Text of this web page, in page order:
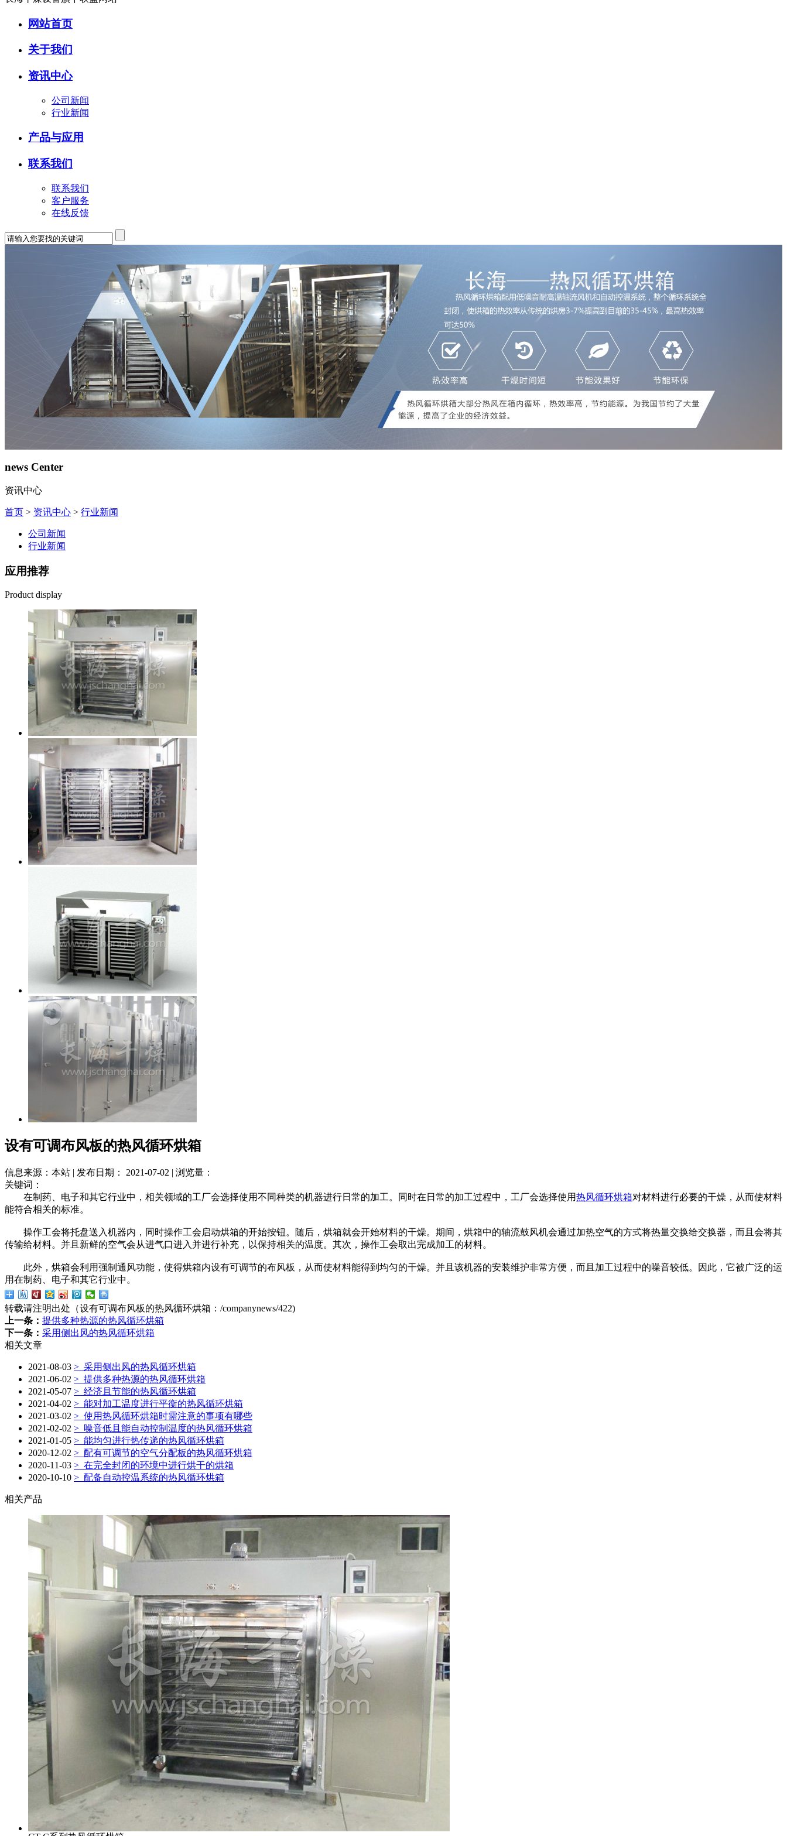
网站首页
关于我们
资讯中心
公司新闻
行业新闻
产品与应用
联系我们
联系我们
客户服务
在线反馈
news Center
资讯中心
首页 > 资讯中心 > 行业新闻
公司新闻
行业新闻
应用推荐
Product display
设有可调布风板的热风循环烘箱
信息来源：本站 | 发布日期： 2021-07-02 | 浏览量：
关键词：
在制药、电子和其它行业中，相关领域的工厂会选择使用不同种类的机器进行日常的加工。同时在日常的加工过程中，工厂会选择使用热风循环烘箱对材料进行必要的干燥，从而使材料
能符合相关的标准。
操作工会将托盘送入机器内，同时操作工会启动烘箱的开始按钮。随后，烘箱就会开始材料的干燥。期间，烘箱中的轴流鼓风机会通过加热空气的方式将热量交换给交换器，而且会将其
传输给材料。并且新鲜的空气会从进气口进入并进行补充，以保持相关的温度。其次，操作工会取出完成加工的材料。
此外，烘箱会利用强制通风功能，使得烘箱内设有可调节的布风板，从而使材料能得到均匀的干燥。并且该机器的安装维护非常方便，而且加工过程中的噪音较低。因此，它被广泛的运
用在制药、电子和其它行业中。
转载请注明出处（设有可调布风板的热风循环烘箱： /companynews/422)
上一条： 提供多种热源的热风循环烘箱
下一条： 采用侧出风的热风循环烘箱
相关文章
2021-08-03 > 采用侧出风的热风循环烘箱
2021-06-02 > 提供多种热源的热风循环烘箱
2021-05-07 > 经济且节能的热风循环烘箱
2021-04-02 > 能对加工温度进行平衡的热风循环烘箱
2021-03-02 > 使用热风循环烘箱时需注意的事项有哪些
2021-02-02 > 噪音低且能自动控制温度的热风循环烘箱
2021-01-05 > 能均匀进行热传递的热风循环烘箱
2020-12-02 > 配有可调节的空气分配板的热风循环烘箱
2020-11-03 > 在完全封闭的环境中进行烘干的烘箱
2020-10-10 > 配备自动控温系统的热风循环烘箱
相关产品